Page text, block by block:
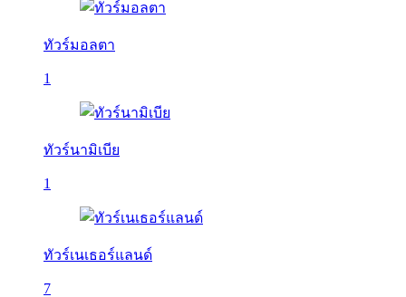
ทัวร์มอลตา
1
ทัวร์นามิเบีย
1
ทัวร์เนเธอร์แลนด์
7